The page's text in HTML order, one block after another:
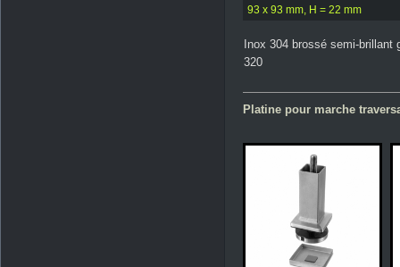
93 x 93 mm, H = 22 mm
Inox 304 brossé semi-brillant
320
Platine pour marche